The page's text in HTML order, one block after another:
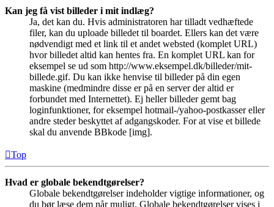
Kan jeg få vist billeder i mit indlæg?
Ja, det kan du. Hvis administratoren har tilladt vedhæftede
filer, kan du uploade billedet til boardet. Ellers kan det være
nødvendigt med et link til et andet websted (komplet URL)
hvor billedet altid kan hentes fra. En komplet URL kan for
eksempel se ud som http://www.eksempel.dk/billeder/mit-
billede.gif. Du kan ikke henvise til billeder på din egen
maskine (medmindre disse er på en server der altid er
forbundet med Internettet). Ej heller billeder gemt bag
loginfunktioner, for eksempel hotmail-/yahoo-postkasser eller
andre steder beskyttet af adgangskoder. For at vise et billede
skal du anvende BBkode [img].
Top
Hvad er globale bekendtgørelser?
Globale bekendtgørelser indeholder vigtige informationer, og
du bør læse dem når muligt. Globale bekendtgørelser vises i